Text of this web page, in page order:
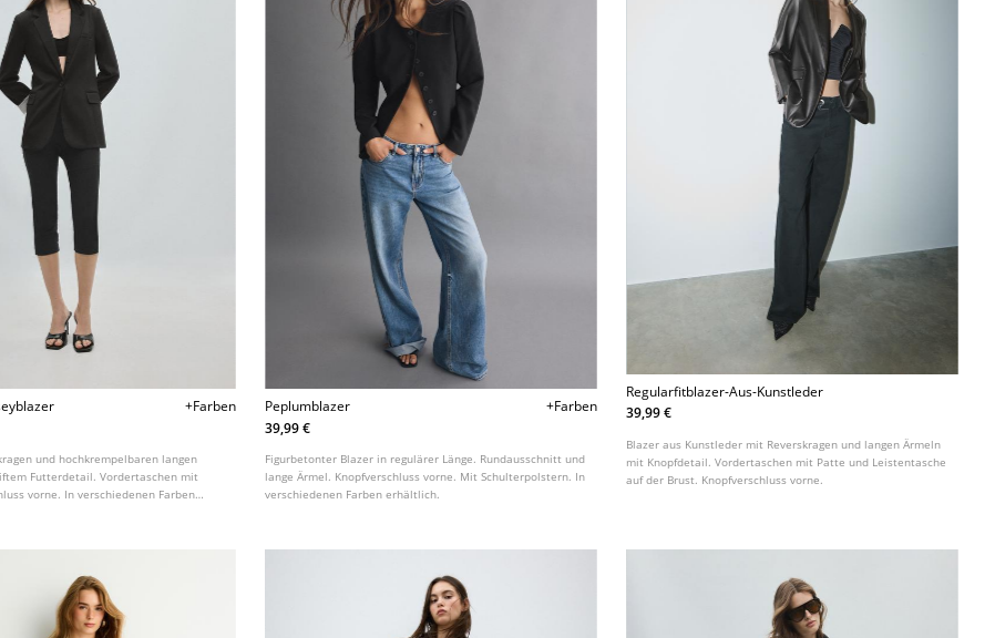
+Farben
und hochkrempelbaren langen
Futterdetail. Vordertaschen mit
vorne. In verschiedenen Farben
Peplumblazer
+Farben
39,99 €
Figurbetonter Blazer in regulärer Länge. Rundausschnitt und
lange Ärmel. Knopfverschluss vorne. Mit Schulterpolstern. In
verschiedenen Farben erhältlich.
Regularfitblazer-Aus-Kunstleder
39,99 €
Blazer aus Kunstleder mit Reverskragen und langen Ärmeln
mit Knopfdetail. Vordertaschen mit Patte und Leistentasche
auf der Brust. Knopfverschluss vorne.